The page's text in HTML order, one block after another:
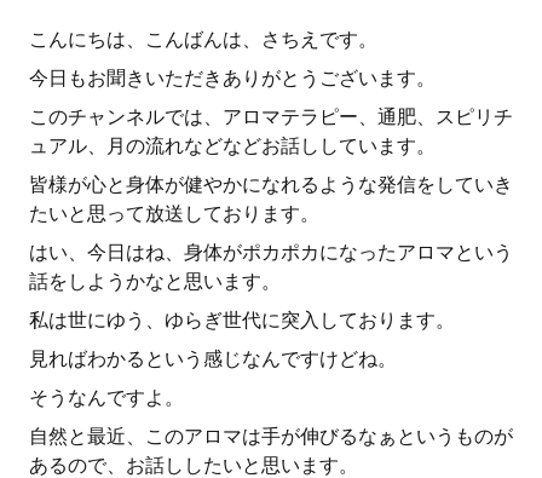
こんにちは、こんばんは、さちえです。
今日もお聞きいただきありがとうございます。
このチャンネルでは、アロマテラピー、通肥、スピリチ
ュアル、月の流れなどなどお話ししています。
皆様が心と身体が健やかになれるような発信をしていき
たいと思って放送しております。
はい、今日はね、身体がポカポカになったアロマという
話をしようかなと思います。
私は世にゆう、ゆらぎ世代に突入しております。
見ればわかるという感じなんですけどね。
そうなんですよ。
自然と最近、このアロマは手が伸びるなぁというものが
あるので、お話ししたいと思います。